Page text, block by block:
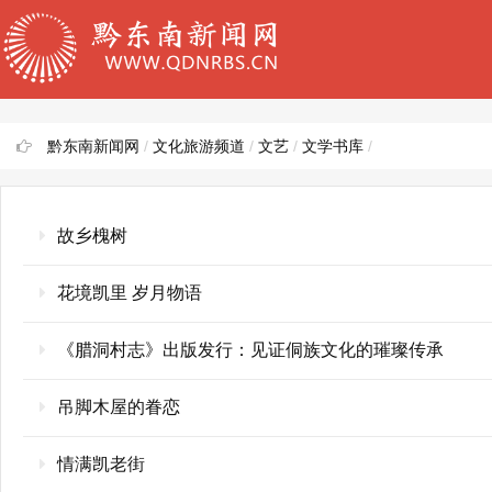
黔东南新闻网 / 文化旅游频道 / 文艺 / 文学书库 /
故乡槐树
花境凯里 岁月物语
《腊洞村志》出版发行：见证侗族文化的璀璨传承
吊脚木屋的眷恋
情满凯老街